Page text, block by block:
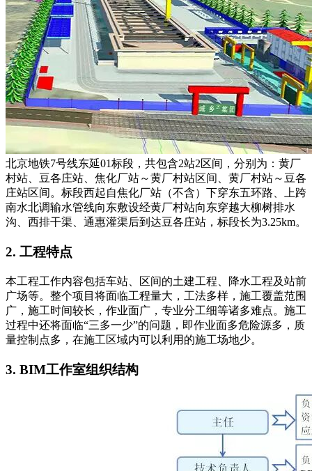
北京地铁7号线东延01标段，共包含2站2区间，分别为：黄厂
村站、豆各庄站、焦化厂站～黄厂村站区间、黄厂村站～豆各
庄站区间。标段西起自焦化厂站（不含）下穿东五环路、上跨
南水北调输水管线向东敷设经黄厂村站向东穿越大柳树排水
沟、西排干渠、通惠灌渠后到达豆各庄站，标段长为3.25km。
2. 工程特点
本工程工作内容包括车站、区间的土建工程、降水工程及站前
广场等。整个项目将面临工程量大，工法多样，施工覆盖范围
广，施工时间较长，作业面广，专业分工细等诸多难点。施工
过程中还将面临“三多一少”的问题，即作业面多危险源多，质
量控制点多，在施工区域内可以利用的施工场地少。
3. BIM工作室组织结构